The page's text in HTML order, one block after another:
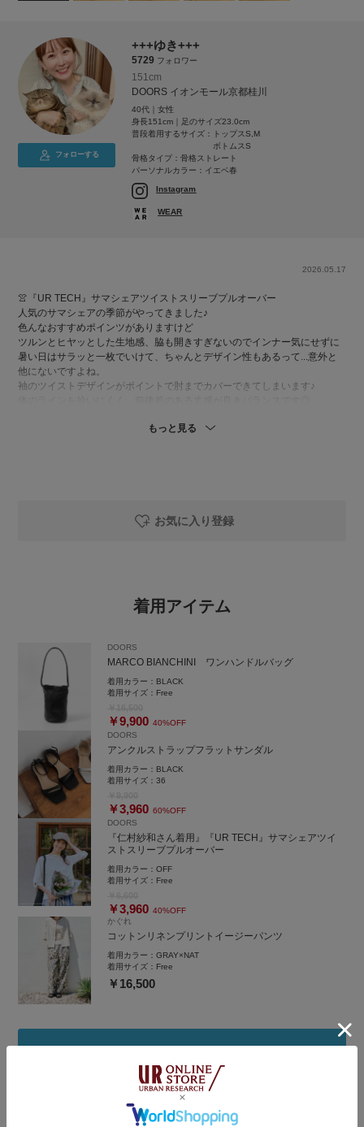
フォローする
+++ゆき+++
5729 フォロワー
151cm
DOORS イオンモール京都桂川
40代｜女性
身長151cm｜足のサイズ23.0cm
普段着用するサイズ：
トップスS,M
ボトムスS
骨格タイプ：骨格ストレート
パーソナルカラー：イエベ春
Instagram
WEAR
2026.05.17
👚『UR TECH』サマシェアツイストスリーブプルオーバー
人気のサマシェアの季節がやってきました♪
色んなおすすめポインツがありますけど
ツルンとヒヤッとした生地感、脇も開きすぎないのでインナー気にせずに
暑い日はサラッと一枚でいけて、ちゃんとデザイン性もあるって...意外と
他にないですよね。
袖のツイストデザインがポイントで肘までカバーできてしまいます♪
👖コットンリネンプリントイージーパンツ
この縦長シルエットがコーデのポイントになってくれるデザイン。
👡華奢なストラップですっきり見えするアンクルストラップ
フラットサンダル。
シンプルなデザインなのでコーディネートに合わせやすく、足首のストラ
ップでしっかり固定できるので、歩きやすいです◎
もっと見る
お気に入り登録
着用アイテム
DOORS
MARCO BIANCHINI ワンハンドルバッグ
着用カラー： BLACK
着用サイズ： Free
￥9,900 40%OFF
DOORS
アンクルストラップフラットサンダル
着用カラー： BLACK
着用サイズ：36
￥3,960 60%OFF
DOORS
『仁村紗和さん着用』『UR TECH』サマシェアツイ
ストスリーブプルオーバー
着用カラー：OFF
着用サイズ： Free
￥3,960 40%OFF
かぐれ
コットンリネンプリントイージーパンツ
着用カラー：GRAY×NAT
着用サイズ： Free
￥16,500